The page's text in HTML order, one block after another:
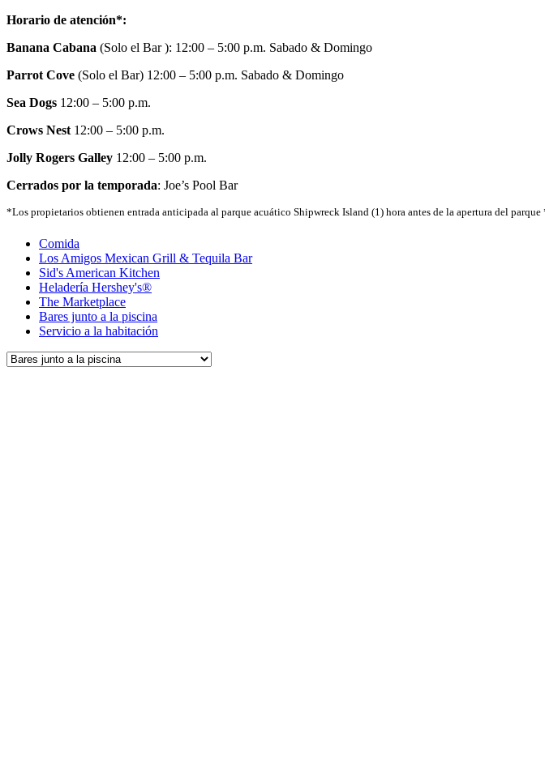
Horario de atención*:
Banana Cabana (Solo el Bar ): 12:00 – 5:00 p.m. Sabado & Domingo
Parrot Cove (Solo el Bar) 12:00 – 5:00 p.m. Sabado & Domingo
Sea Dogs 12:00 – 5:00 p.m.
Crows Nest 12:00 – 5:00 p.m.
Jolly Rogers Galley 12:00 – 5:00 p.m.
Cerrados por la temporada: Joe’s Pool Bar
*Los propietarios obtienen entrada anticipada al parque acuático Shipwreck Island (1) hora antes de la apertura del
Comida
Los Amigos Mexican Grill & Tequila Bar
Sid's American Kitchen
Heladería Hershey's®
The Marketplace
Bares junto a la piscina
Servicio a la habitación